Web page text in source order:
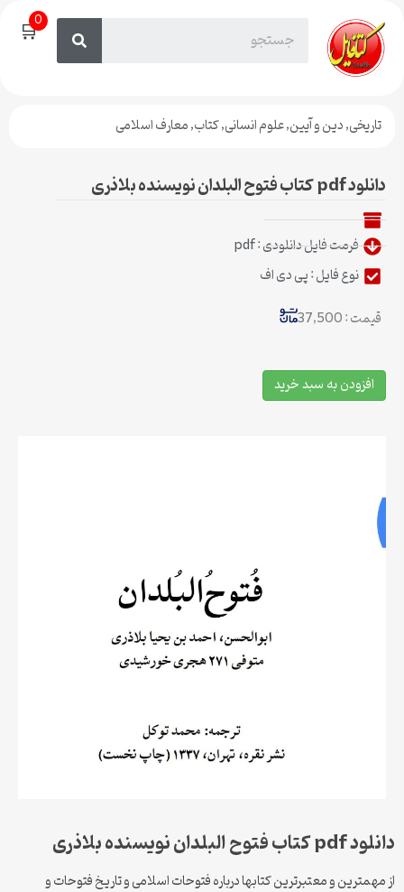
🛒0
تاریخی,دین و آیین,علوم انسانی,کتاب,معارف اسلامی
دانلود pdf کتاب فتوح البلدان نویسنده بلاذری
فرمت فایل دانلودی : pdf
نوع فایل : پی دی اف
قیمت : 37,500
افزودن به سبد خرید
دانلود pdf کتاب فتوح البلدان نویسنده بلاذری
از مهمترین و معتبرترین کتابها درباره فتوحات اسلامی و تاریخ فتوحات و